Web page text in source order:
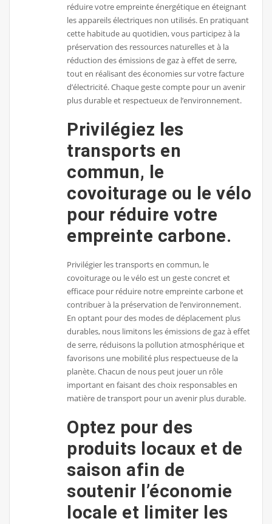
réduire votre empreinte énergétique en éteignant
les appareils électriques non utilisés. En pratiquant
cette habitude au quotidien, vous participez à la
préservation des ressources naturelles et à la
réduction des émissions de gaz à effet de serre,
tout en réalisant des économies sur votre facture
d’électricité. Chaque geste compte pour un avenir
plus durable et respectueux de l’environnement.
Privilégiez les
transports en
commun, le
covoiturage ou le vélo
pour réduire votre
empreinte carbone.
Privilégier les transports en commun, le
covoiturage ou le vélo est un geste concret et
efficace pour réduire notre empreinte carbone et
contribuer à la préservation de l’environnement.
En optant pour des modes de déplacement plus
durables, nous limitons les émissions de gaz à effet
de serre, réduisons la pollution atmosphérique et
favorisons une mobilité plus respectueuse de la
planète. Chacun de nous peut jouer un rôle
important en faisant des choix responsables en
matière de transport pour un avenir plus durable.
Optez pour des
produits locaux et de
saison afin de
soutenir l’économie
locale et limiter les